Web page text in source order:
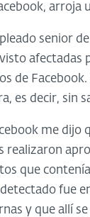
arroja
senior
afectadas
de
es decir, sin
me dijo
realizaron
que
fue
y que allí